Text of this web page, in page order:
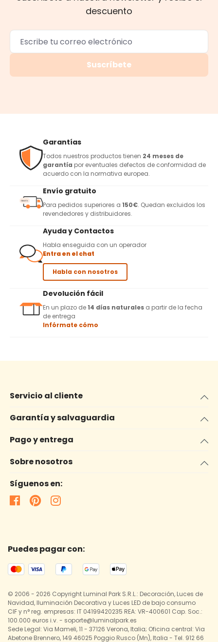
descuento
Suscríbete
Garantías
Todos nuestros productos tienen 24 meses de
garantía por eventuales defectos de conformidad de
acuerdo con la normativa europea.
Envío gratuito
Para pedidos superiores a 150€. Quedan excluidos los
revendedores y distribuidores.
Ayuda y Contactos
Habla enseguida con un operador
Entra en el chat
Habla con nosotros
Devolución fácil
En un plazo de14 días naturales a partir de la fecha
de entrega
Infórmate cómo
Servicio al cliente
Garantía y salvaguardia
Pago y entrega
Sobre nosotros
Síguenos en:
Puedes pagar con:
© 2006 - 2026 Copyright Luminal Park S.R.L.: Decoración, Luces de
Navidad, Iluminación Decorativa y Luces LED de bajo consumo
CIF y n° reg. empresas: IT 04199420235 REA: VR-400601 Cap. Soc.:
100.000 euros i.v. - soporte@luminalpark.es
Sede Legal: Via Mameli, 11 - 37126 Verona, Italia; Oficina central: Via
Abetone Brennero, 149 46025 Poggio Rusco (Mn), Italia - Tel. 912 66